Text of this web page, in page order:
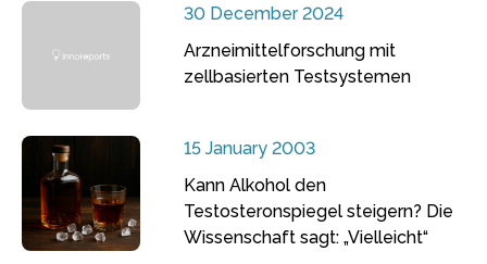
30 December 2024
Arzneimittelforschung mit
zellbasierten Testsystemen
15 January 2003
Kann Alkohol den
Testosteronspiegel steigern? Die
Wissenschaft sagt: „Vielleicht“